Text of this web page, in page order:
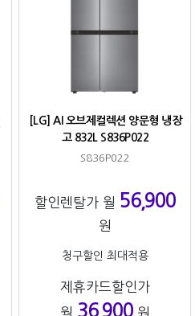
[LG] AI 오브제컬렉션 양문형 냉장
고 832L S836P022
S836P022
할인렌탈가 월 56,900
원
청구할인 최대적용
제휴카드할인가
월 36,900원